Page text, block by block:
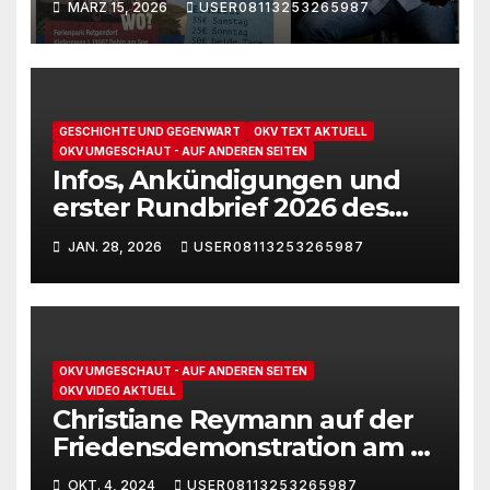
Zerstörung des Völkerrechts
MÄRZ 15, 2026 USER08113253265987
GESCHICHTE UND GEGENWART
OKV TEXT AKTUELL
OKV UMGESCHAUT - AUF ANDEREN SEITEN
Infos, Ankündigungen und
erster Rundbrief 2026 des
„Freundeskreis Ernst-
Thälmann“
JAN. 28, 2026 USER08113253265987
OKV UMGESCHAUT - AUF ANDEREN SEITEN
OKV VIDEO AKTUELL
Christiane Reymann auf der
Friedensdemonstration am 3.
Oktober 2024 in Berlin
OKT. 4, 2024 USER08113253265987